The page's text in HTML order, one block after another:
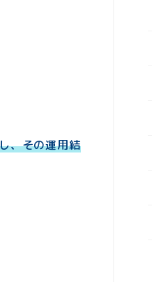
、その運用結